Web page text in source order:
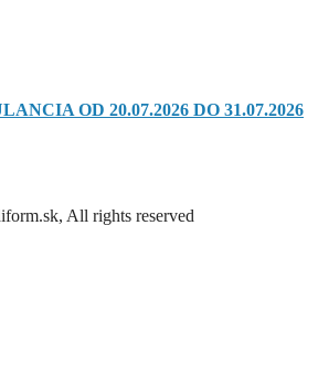
OD 20.07.2026 DO 31.07.2026
All rights reserved​